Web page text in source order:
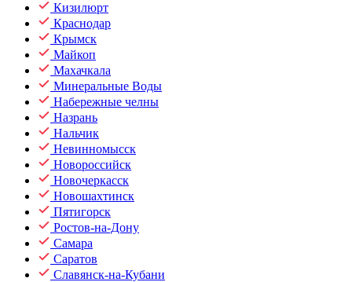
Кизилюрт
Краснодар
Крымск
Майкоп
Махачкала
Минеральные Воды
Набережные челны
Назрань
Нальчик
Невинномысск
Новороссийск
Новочеркасск
Новошахтинск
Пятигорск
Ростов-на-Дону
Самара
Саратов
Славянск-на-Кубани